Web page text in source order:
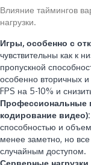
Влияние таймингов
нагрузки.
Игры, особенно с
чувствительны как к
пропускной
особенно вторичных
FPS на 5-10% и
Профессиональные
кодирование видео):
способностью и
менее заметно, но
случайным доступом.
Серверные